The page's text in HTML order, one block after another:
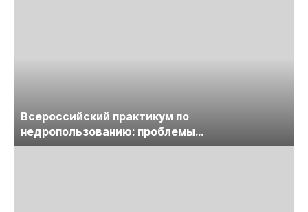
Всероссийский практикум по
недропользованию: проблемы
лицензирования, цифровизации, экспертизы